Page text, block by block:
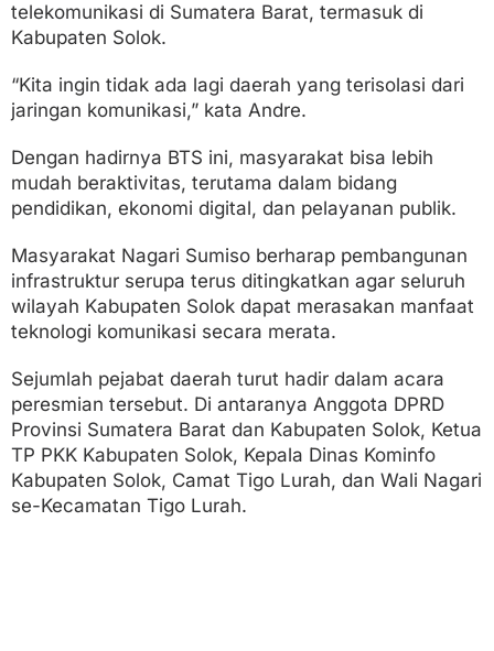
telekomunikasi di Sumatera Barat, termasuk di
Kabupaten Solok.
“Kita ingin tidak ada lagi daerah yang terisolasi dari
jaringan komunikasi,” kata Andre.
Dengan hadirnya BTS ini, masyarakat bisa lebih
mudah beraktivitas, terutama dalam bidang
pendidikan, ekonomi digital, dan pelayanan publik.
Masyarakat Nagari Sumiso berharap pembangunan
infrastruktur serupa terus ditingkatkan agar seluruh
wilayah Kabupaten Solok dapat merasakan manfaat
teknologi komunikasi secara merata.
Sejumlah pejabat daerah turut hadir dalam acara
peresmian tersebut. Di antaranya Anggota DPRD
Provinsi Sumatera Barat dan Kabupaten Solok, Ketua
TP PKK Kabupaten Solok, Kepala Dinas Kominfo
Kabupaten Solok, Camat Tigo Lurah, dan Wali Nagari
se-Kecamatan Tigo Lurah.